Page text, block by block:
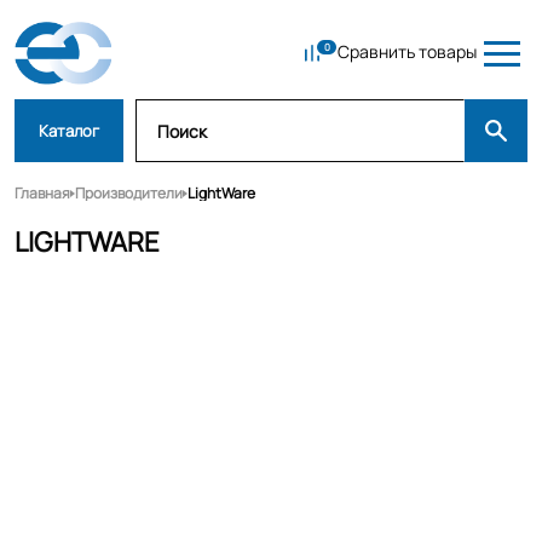
Сравнить товары
Каталог
Главная Производители LightWare
LIGHTWARE